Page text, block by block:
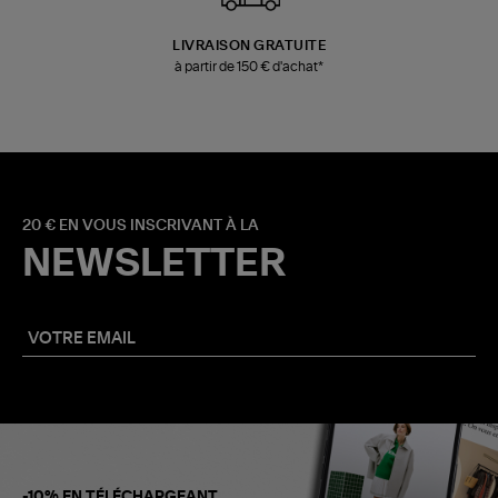
LIVRAISON GRATUITE
à partir de 150 € d'achat*
20 € EN VOUS INSCRIVANT À LA
NEWSLETTER